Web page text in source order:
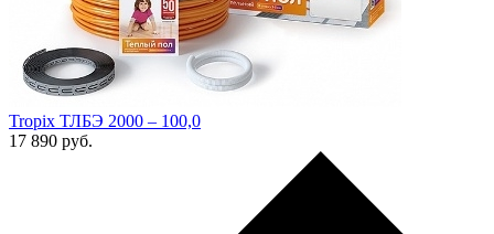
Tropix ТЛБЭ 2000 – 100,0
17 890 руб.